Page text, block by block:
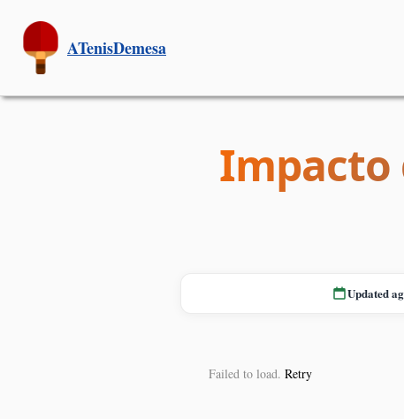
ATenisDemesa
Impacto
Updated
Failed to load. Retry